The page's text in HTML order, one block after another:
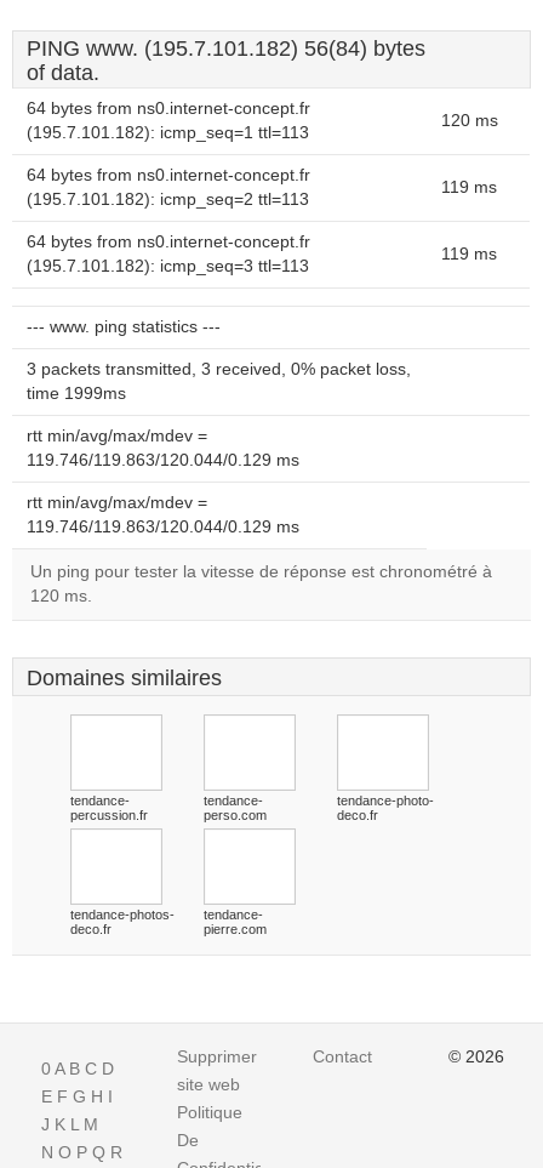
PING www. (195.7.101.182) 56(84) bytes
of data.
64 bytes from ns0.internet-concept.fr
(195.7.101.182): icmp_seq=1 ttl=113
120 ms
64 bytes from ns0.internet-concept.fr
(195.7.101.182): icmp_seq=2 ttl=113
119 ms
64 bytes from ns0.internet-concept.fr
(195.7.101.182): icmp_seq=3 ttl=113
119 ms
--- www. ping statistics ---
3 packets transmitted, 3 received, 0% packet loss,
time 1999ms
rtt min/avg/max/mdev =
119.746/119.863/120.044/0.129 ms
rtt min/avg/max/mdev =
119.746/119.863/120.044/0.129 ms
Un ping pour tester la vitesse de réponse est chronométré à
120 ms.
Domaines similaires
tendance-
percussion.fr
tendance-
perso.com
tendance-photo-
deco.fr
tendance-photos-
deco.fr
tendance-
pierre.com
0A B C D
E F G H I
J K L M
N O P Q R
Supprimer
site web
Politique
De
Contact © 2026